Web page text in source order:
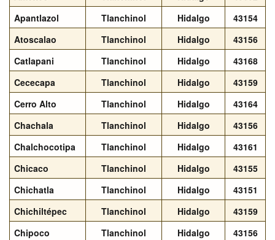
Apantlazol
Tlanchinol Hidalgo
43154
Atoscalao
Tlanchinol Hidalgo
43156
Catlapani
Tlanchinol Hidalgo
43168
Cececapa
Tlanchinol Hidalgo
43159
Cerro Alto
Tlanchinol Hidalgo
43164
Chachala
Tlanchinol Hidalgo
43156
Chalchocotipa
Tlanchinol Hidalgo
43161
Chicaco
Tlanchinol Hidalgo
43155
Chichatla
Tlanchinol Hidalgo
43151
Chichiltépec
Tlanchinol Hidalgo
43159
Chipoco
Tlanchinol Hidalgo
43156